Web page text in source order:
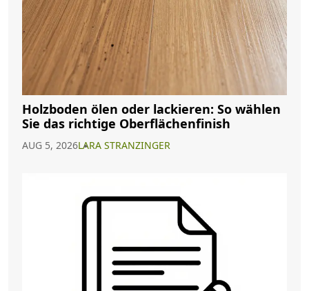
Holzboden ölen oder lackieren: So wählen
Sie das richtige Oberflächenfinish
AUG 5, 2026LARA STRANZINGER